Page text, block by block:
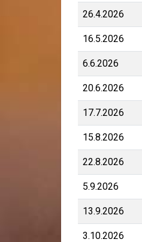
26.4.2026
16.5.2026
6.6.2026
20.6.2026
17.7.2026
15.8.2026
22.8.2026
5.9.2026
13.9.2026
3.10.2026